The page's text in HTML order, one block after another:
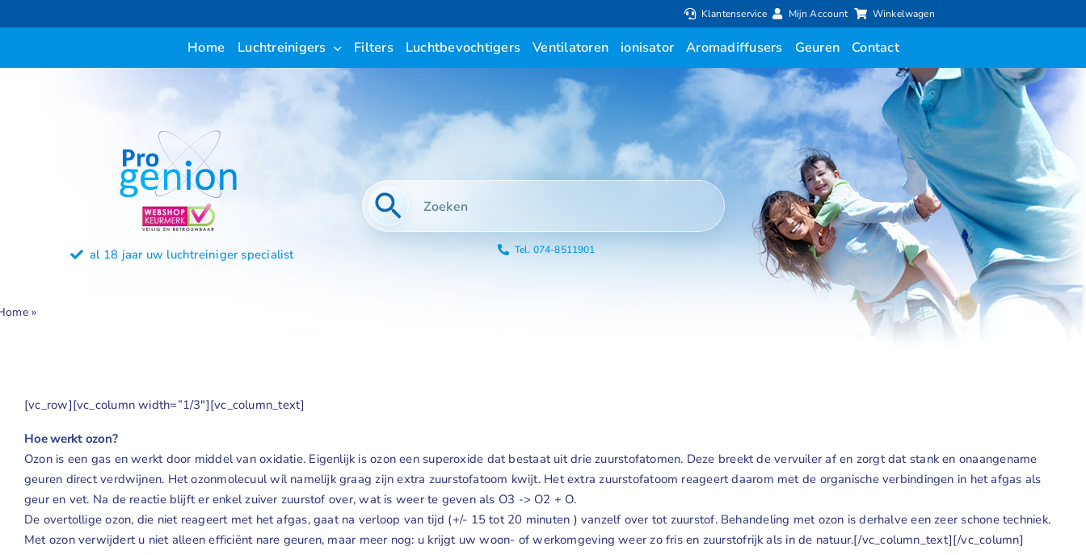
naar
Klantenservice Mijn Account Winkelwagen
Home Luchtreinigers Filters Luchtbevochtigers Ventilatoren ionisator Aromadiffusers Geuren Contact
al 18 jaar uw luchtreiniger specialist
»
Tel. 074-8511901
[vc_row][vc_column width=”1/3″][vc_column_text]
Hoe werkt ozon?
Ozon is een gas en werkt door middel van oxidatie. Eigenlijk is ozon een superoxide dat bestaat uit drie zuurstofatomen. Deze breekt de vervuiler af en zorgt dat stank en onaangename
geuren direct verdwijnen. Het ozonmolecuul wil namelijk graag zijn extra zuurstofatoom kwijt. Het extra zuurstofatoom reageert daarom met de organische verbindingen in het afgas als
geur en vet. Na de reactie blijft er enkel zuiver zuurstof over, wat is weer te geven als O3 -> O2 + O.
De overtollige ozon, die niet reageert met het afgas, gaat na verloop van tijd (+/- 15 tot 20 minuten ) vanzelf over tot zuurstof. Behandeling met ozon is derhalve een zeer schone techniek.
Met ozon verwijdert u niet alleen efficiënt nare geuren, maar meer nog: u krijgt uw woon- of werkomgeving weer zo fris en zuurstofrijk als in de natuur.[/vc_column_text][/vc_column]